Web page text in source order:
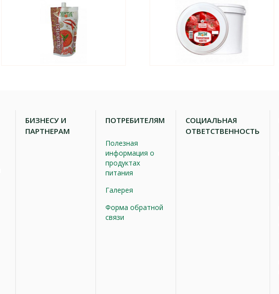
БИЗНЕСУ И
ПАРТНЕРАМ
ПОТРЕБИТЕЛЯМ
Полезная
информация о
продуктах
питания
Галерея
Форма обратной
связи
СОЦИАЛЬНАЯ
ОТВЕТСТВЕННОСТЬ